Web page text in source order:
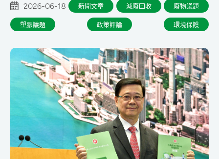
2026-06-18 新聞文章 減廢回收 廢物議題
塑膠議題 政策評論 環境保護